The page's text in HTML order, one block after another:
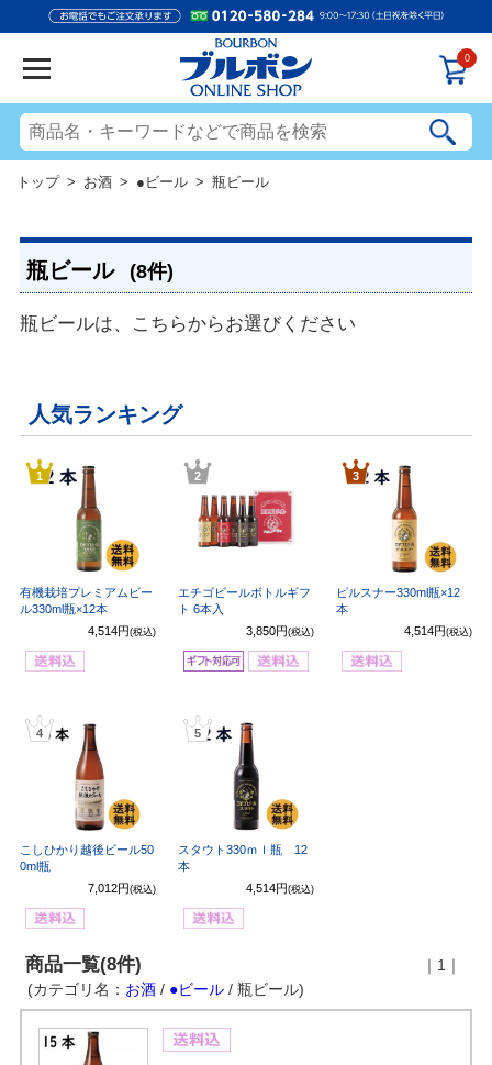
0
トップ> お酒 > ●ビール > 瓶ビール
瓶ビール (8件)
瓶ビールは、こちらからお選びください
人気ランキング
1
有機栽培プレミアムビー
ル330ml瓶×12本
4,514円 (税込)
2
エチゴビールボトルギフ
ト 6本入
3,850円 (税込)
3
ピルスナー330ml瓶×12
本
4,514円(税込)
4
こしひかり越後ビール50
0ml瓶
7,012円 (税込)
5
スタウト330ｍｌ瓶 12
本
4,514円 (税込)
商品一覧(8件)
｜1｜
(カテゴリ名： お酒/ ●ビール/ 瓶ビール)